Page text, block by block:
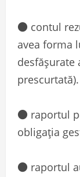
● contul
avea forma
desfăşurate
● raportul
obligaţia
● raportul